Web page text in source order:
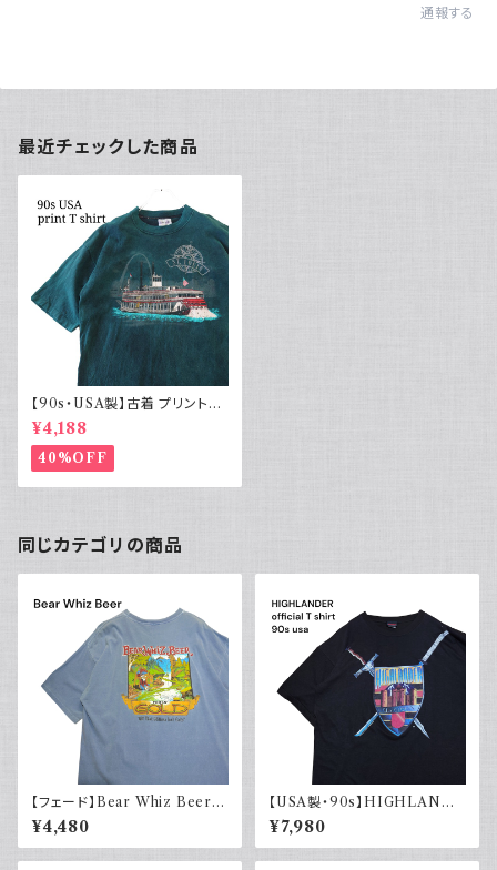
通報する
最近チェックした商品
【90s・USA製】古着 プリントT
シャツ グラフィックT シングルス
テッチ
¥4,188
40%OFF
同じカテゴリの商品
【フェード】Bear Whiz Beer
プリントTシャツ 両面プリント バ
ックプリント 古着 XL COMFO
RT COLORS コンフォートカラ
¥4,480
【USA製・90s】HIGHLANDE
R 悪魔の戦士 オフィシャルTシ
ャツ
¥7,980